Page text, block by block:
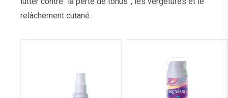
relâchement cutané.